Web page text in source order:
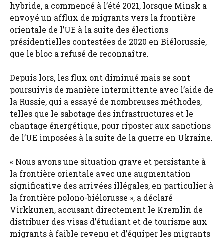
hybride, a commencé à l’été 2021, lorsque Minsk a
envoyé un afflux de migrants vers la frontière
orientale de l’UE à la suite des élections
présidentielles contestées de 2020 en Biélorussie,
que le bloc a refusé de reconnaître.
Depuis lors, les flux ont diminué mais se sont
poursuivis de manière intermittente avec l’aide de
la Russie, qui a essayé de nombreuses méthodes,
telles que le sabotage des infrastructures et le
chantage énergétique, pour riposter aux sanctions
de l’UE imposées à la suite de la guerre en Ukraine.
« Nous avons une situation grave et persistante à
la frontière orientale avec une augmentation
significative des arrivées illégales, en particulier à
la frontière polono-biélorusse », a déclaré
Virkkunen, accusant directement le Kremlin de
distribuer des visas d’étudiant et de tourisme aux
migrants à faible revenu et d’équiper les migrants